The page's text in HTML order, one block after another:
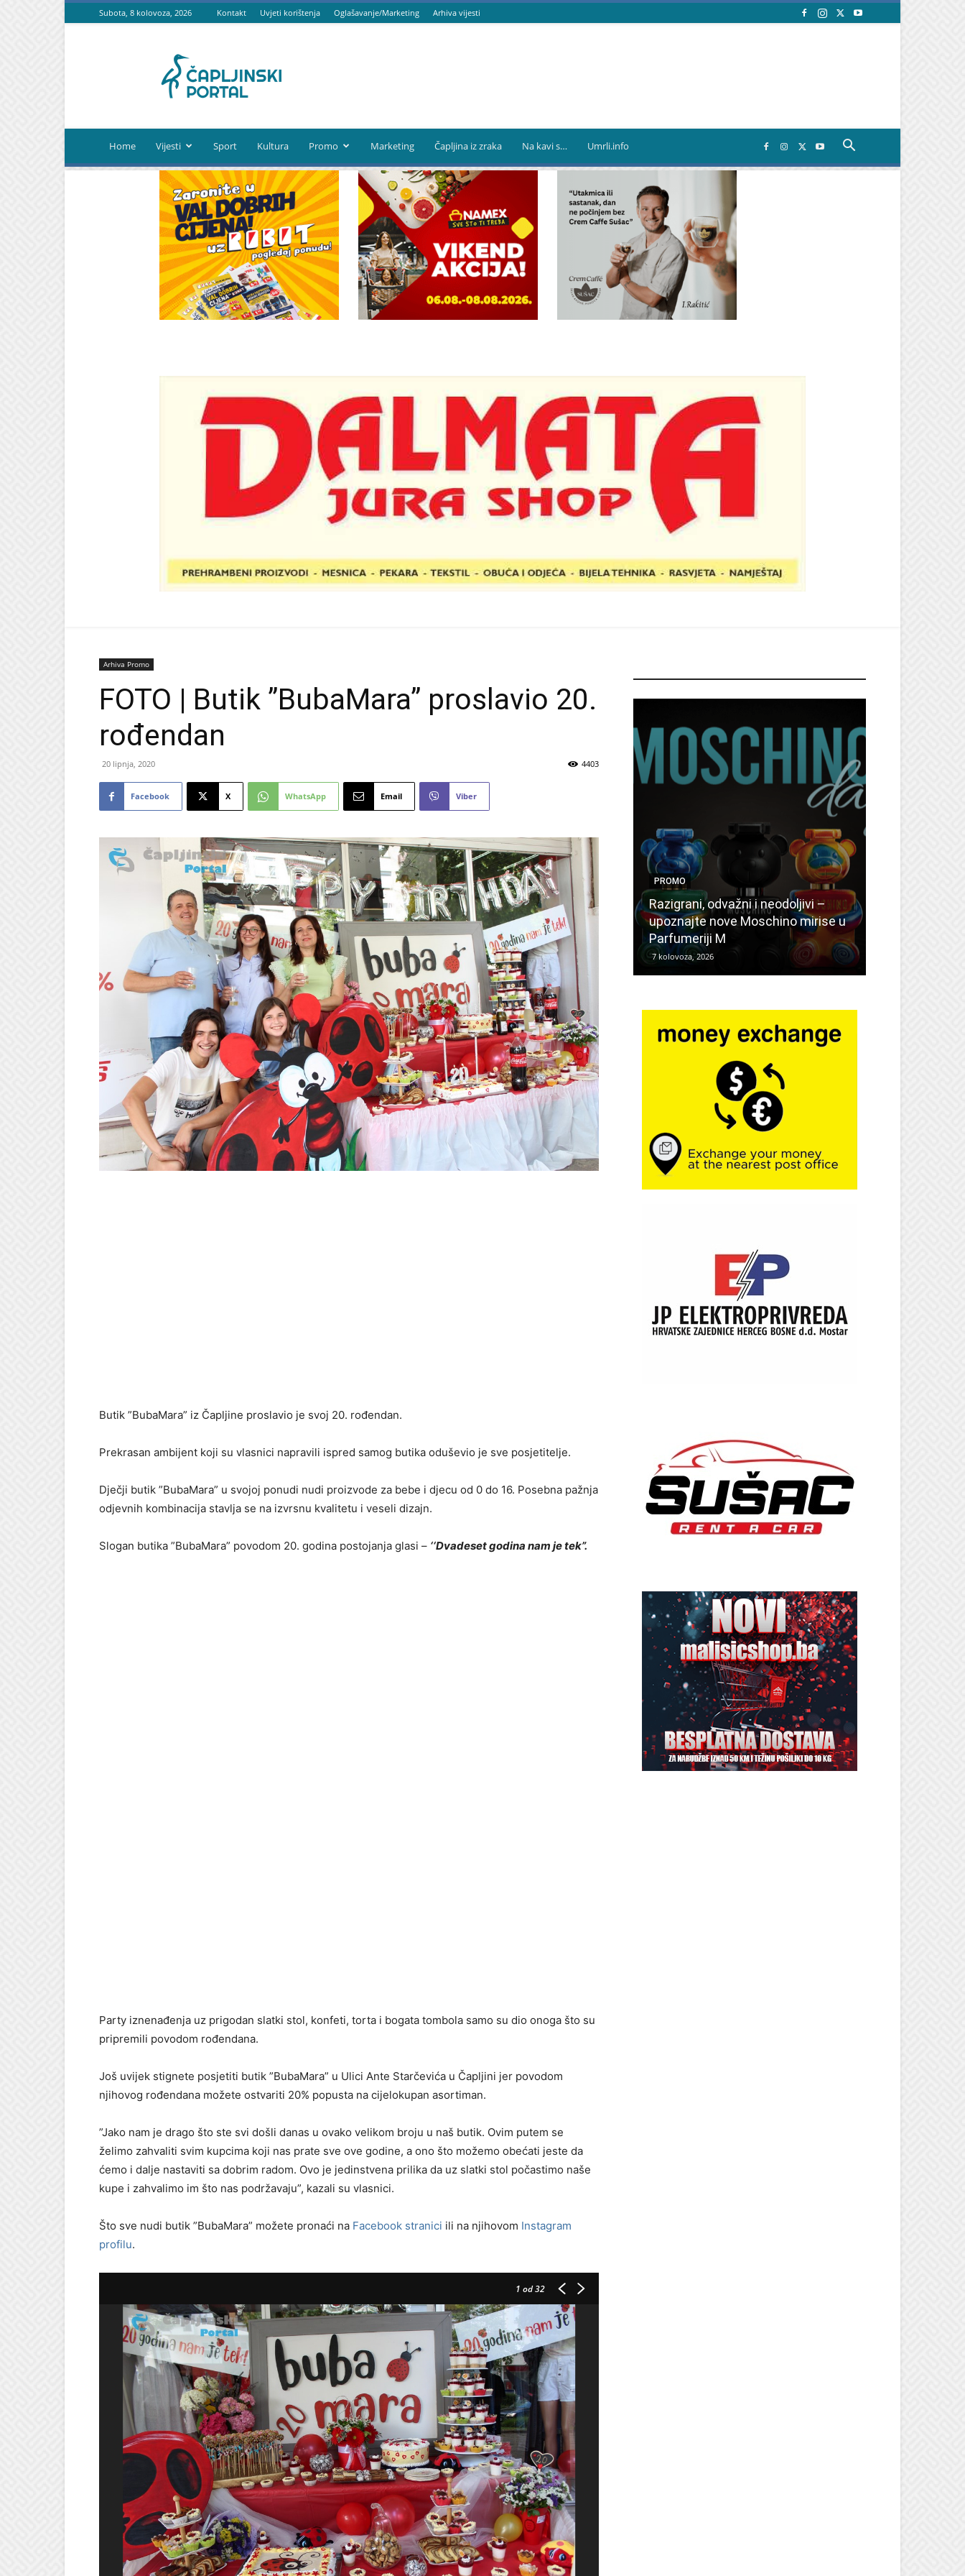
Subota, 8 kolovoza, 2026 Kontakt Uvjeti korištenja Oglašavanje/Marketing Arhiva vijesti
portal
Home Vijesti Sport Kultura Promo Marketing Čapljina iz zraka Na kavi s… Umrli.info
Arhiva Promo
FOTO | Butik ”BubaMara” proslavio 20.
rođendan
20 lipnja, 2020 4403
Facebook X WhatsApp Email Viber
Butik ”BubaMara” iz Čapljine proslavio je svoj 20. rođendan.
Prekrasan ambijent koji su vlasnici napravili ispred samog butika oduševio je sve posjetitelje.
Dječji butik ”BubaMara” u svojoj ponudi nudi proizvode za bebe i djecu od 0 do 16. Posebna pažnja
odjevnih kombinacija stavlja se na izvrsnu kvalitetu i veseli dizajn.
Slogan butika ”BubaMara” povodom 20. godina postojanja glasi – ‘‘Dvadeset godina nam je tek”.
Party iznenađenja uz prigodan slatki stol, konfeti, torta i bogata tombola samo su dio onoga što su
pripremili povodom rođendana.
Još uvijek stignete posjetiti butik ”BubaMara” u Ulici Ante Starčevića u Čapljini jer povodom
njihovog rođendana možete ostvariti 20% popusta na cijelokupan asortiman.
”Jako nam je drago što ste svi došli danas u ovako velikom broju u naš butik. Ovim putem se
želimo zahvaliti svim kupcima koji nas prate sve ove godine, a ono što možemo obećati jeste da
ćemo i dalje nastaviti sa dobrim radom. Ovo je jedinstvena prilika da uz slatki stol počastimo naše
kupe i zahvalimo im što nas podržavaju”, kazali su vlasnici.
Što sve nudi butik ”BubaMara” možete pronaći na Facebook stranici ili na njihovom Instagram
profilu.
1 od 32
PROMO
Razigrani, odvažni i neodoljivi –
upoznajte nove Moschino mirise u
Parfumeriji M
7 kolovoza, 2026